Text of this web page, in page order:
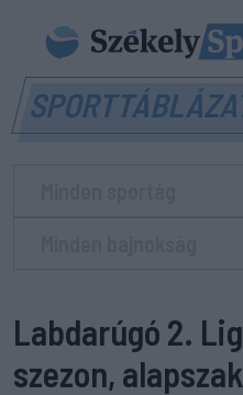
Labdarúgó 2.
szezon,